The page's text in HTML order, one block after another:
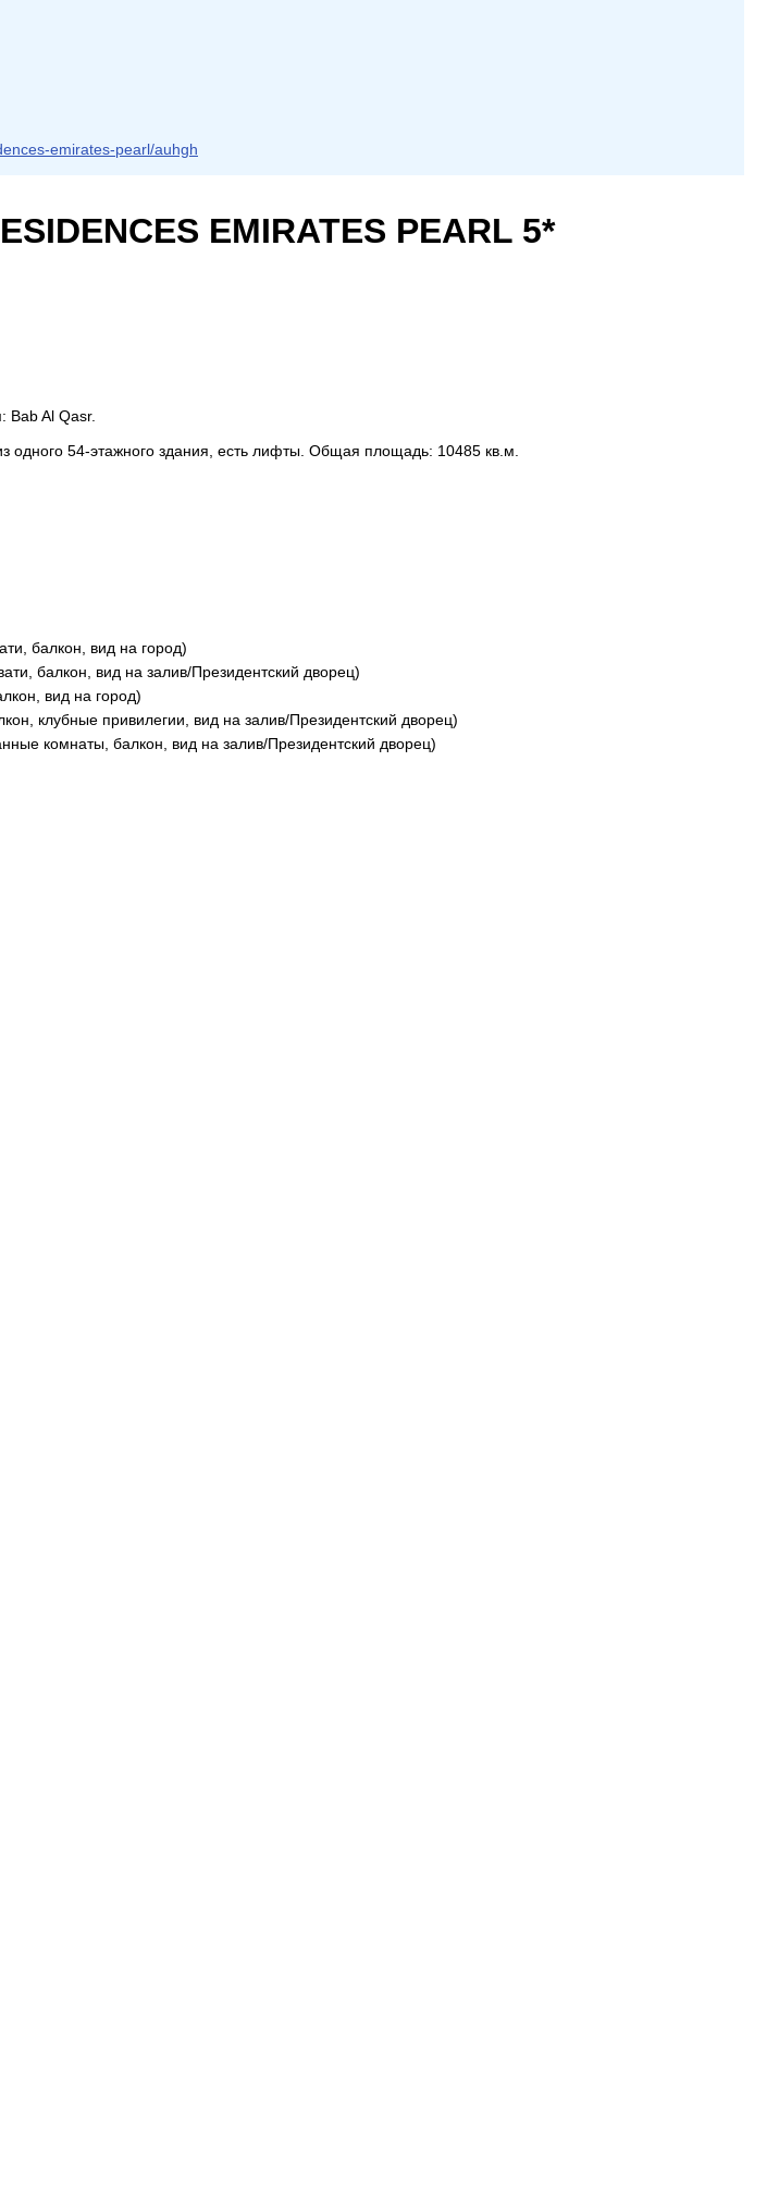
emirates-pearl/auhgh
EMIRATES PEARL 5*
Bab Al Qasr.
одного 54-этажного здания, есть лифты. Общая площадь: 10485 кв.м.
балкон, вид на город)
балкон, вид на залив/Президентский дворец)
вид на город)
клубные привилегии, вид на залив/Президентский дворец)
комнаты, балкон, вид на залив/Президентский дворец)